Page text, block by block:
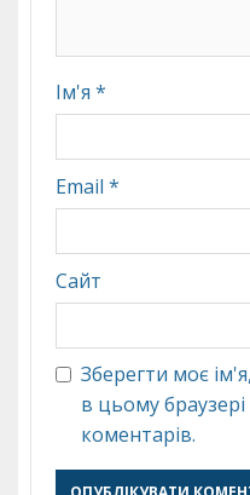
Ім'я *
Email *
Сайт
Зберегти моє
в цьому
коментарів.